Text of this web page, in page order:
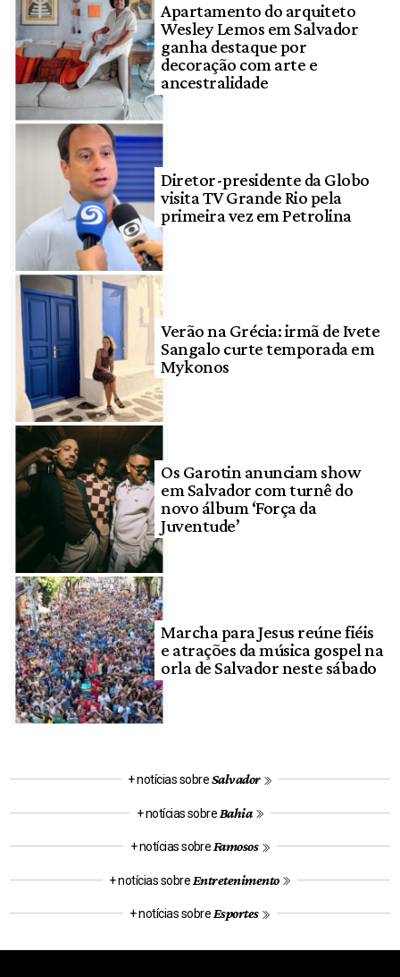
Apartamento do arquiteto
Wesley Lemos em Salvador
ganha destaque por
decoração com arte e
ancestralidade
Diretor-presidente da Globo
visita TV Grande Rio pela
primeira vez em Petrolina
Verão na Grécia: irmã de Ivete
Sangalo curte temporada em
Mykonos
Os Garotin anunciam show
em Salvador com turnê do
novo álbum ‘Força da
Juventude’
Marcha para Jesus reúne fiéis
e atrações da música gospel na
orla de Salvador neste sábado
+ notícias sobreSalvador
+ notícias sobre Bahia
+ notícias sobreFamosos
+ notícias sobre Entretenimento
+ notícias sobreEsportes